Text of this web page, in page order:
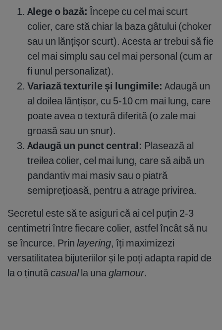
Alege o bază: Începe cu cel mai scurt
colier, care stă chiar la baza gâtului (choker
sau un lănțișor scurt). Acesta ar trebui să fie
cel mai simplu sau cel mai personal (cum ar
fi unul personalizat).
Variază texturile și lungimile: Adaugă un
al doilea lănțișor, cu 5-10 cm mai lung, care
poate avea o textură diferită (o zale mai
groasă sau un șnur).
Adaugă un punct central: Plasează al
treilea colier, cel mai lung, care să aibă un
pandantiv mai masiv sau o piatră
semiprețioasă, pentru a atrage privirea.
Secretul este să te asiguri că ai cel puțin 2-3
centimetri între fiecare colier, astfel încât să nu
se încurce. Prin layering, îți maximizezi
versatilitatea bijuteriilor și le poți adapta rapid de
la o ținutăcasualla unaglamour.